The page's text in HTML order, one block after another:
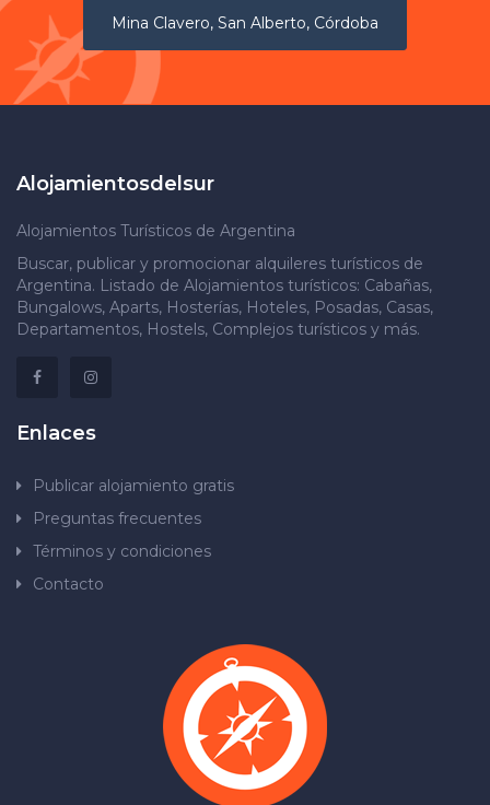
Mina Clavero, San Alberto, Córdoba
Alojamientosdelsur
Alojamientos Turísticos de Argentina
Buscar, publicar y promocionar alquileres turísticos de
Argentina. Listado de Alojamientos turísticos: Cabañas,
Bungalows, Aparts, Hosterías, Hoteles, Posadas, Casas,
Departamentos, Hostels, Complejos turísticos y más.
Enlaces
Publicar alojamiento gratis
Preguntas frecuentes
Términos y condiciones
Contacto